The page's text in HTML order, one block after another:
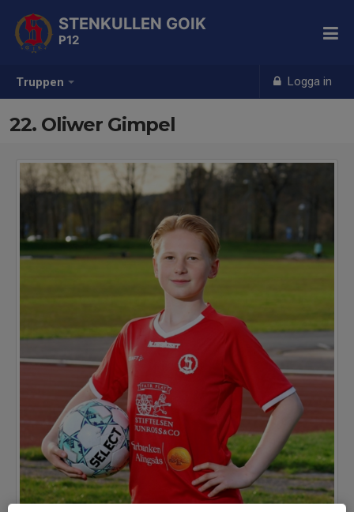
Truppen Logga in
STENKULLEN GOIK
P12
22. Oliwer Gimpel